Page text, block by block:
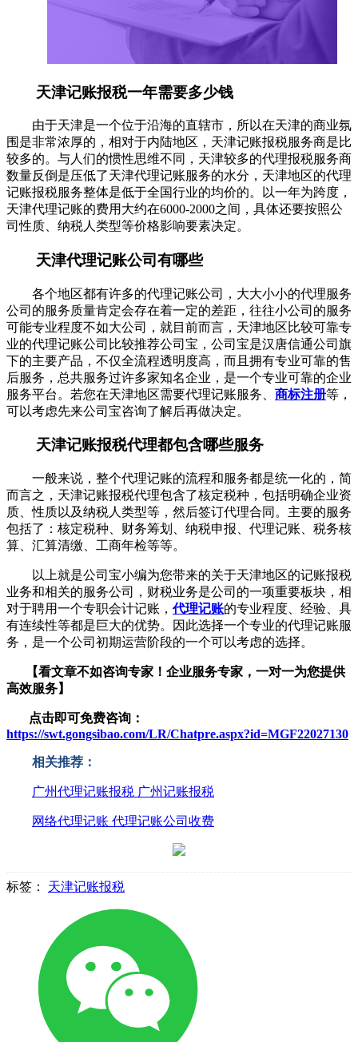
天津记账报税一年需要多少钱
由于天津是一个位于沿海的直辖市，所以在天津的商业氛
围是非常浓厚的，相对于内陆地区，天津记账报税服务商是比
较多的。与人们的惯性思维不同，天津较多的代理报税服务商
数量反倒是压低了天津代理记账服务的水分，天津地区的代理
记账报税服务整体是低于全国行业的均价的。以一年为跨度，
天津代理记账的费用大约在6000-2000之间，具体还要按照公
司性质、纳税人类型等价格影响要素决定。
天津代理记账公司有哪些
各个地区都有许多的代理记账公司，大大小小的代理服务
公司的服务质量肯定会存在着一定的差距，往往小公司的服务
可能专业程度不如大公司，就目前而言，天津地区比较可靠专
业的代理记账公司比较推荐公司宝，公司宝是汉唐信通公司旗
下的主要产品，不仅全流程透明度高，而且拥有专业可靠的售
后服务，总共服务过许多家知名企业，是一个专业可靠的企业
服务平台。若您在天津地区需要代理记账服务、 商标注册等，
可以考虑先来公司宝咨询了解后再做决定。
天津记账报税代理都包含哪些服务
一般来说，整个代理记账的流程和服务都是统一化的，简
而言之，天津记账报税代理包含了核定税种，包括明确企业资
质、性质以及纳税人类型等，然后签订代理合同。主要的服务
包括了：核定税种、财务筹划、纳税申报、代理记账、税务核
算、汇算清缴、工商年检等等。
以上就是公司宝小编为您带来的关于天津地区的记账报税
业务和相关的服务公司，财税业务是公司的一项重要板块，相
对于聘用一个专职会计记账，代理记账的专业程度、经验、具
有连续性等都是巨大的优势。因此选择一个专业的代理记账服
务，是一个公司初期运营阶段的一个可以考虑的选择。
【看文章不如咨询专家！企业服务专家，一对一为您提供
高效服务】
点击即可免费咨询：
https://swt.gongsibao.com/LR/Chatpre.aspx?id=MGF22027130
相关推荐：
广州代理记账报税 广州记账报税
网络代理记账 代理记账公司收费
标签： 天津记账报税